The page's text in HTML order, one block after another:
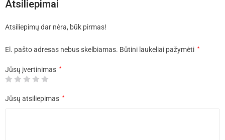
Atsiliepimai
Atsiliepimų dar nėra, būk pirmas!
El. pašto adresas nebus skelbiamas. Būtini laukeliai pažymėti *
Jūsų įvertinimas *
Jūsų atsiliepimas *